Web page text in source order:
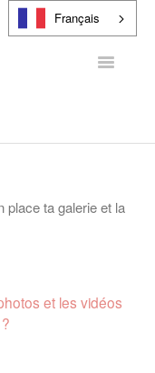
Français
Toggle
place ta galerie et la
et les vidéos